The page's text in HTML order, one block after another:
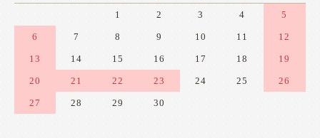
1 2 3 4 5
6 7 8 9 10 11 12
13 14 15 16 17 18 19
20 21 22 23 24 25 26
27 28 29 30